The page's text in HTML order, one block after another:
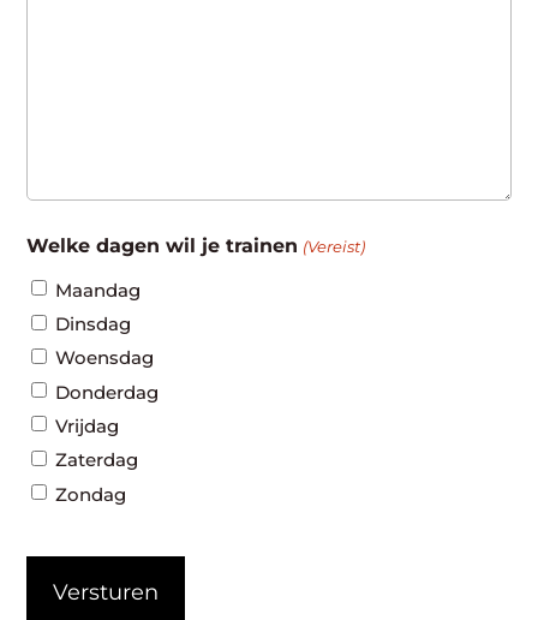
Welke dagen wil je trainen (Vereist)
Maandag
Dinsdag
Woensdag
Donderdag
Vrijdag
Zaterdag
Zondag